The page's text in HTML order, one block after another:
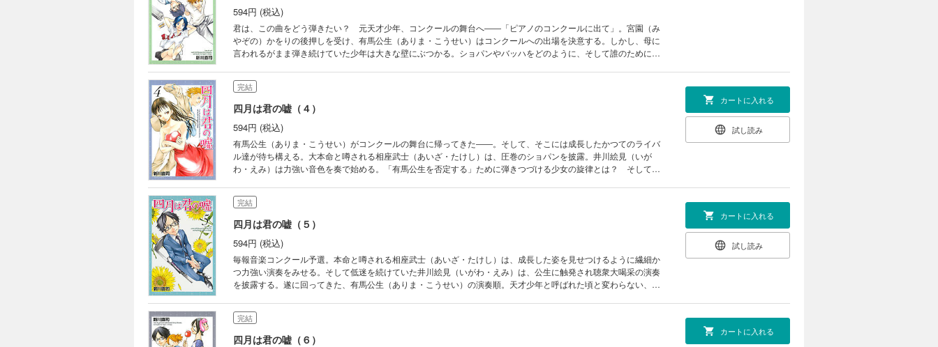
594円 (税込)
君は、この曲をどう弾きたい？ 元天才少年、コンクールの舞台へ――「ピアノのコンクールに出て」。宮園（み
やぞの）かをりの後押しを受け、有馬公生（ありま・こうせい）はコンクールへの出場を決意する。しかし、母に
言われるがまま弾き続けていた少年は大きな壁にぶつかる。ショパンやバッハをどのように、そして誰のために弾
完結
四月は君の嘘（４）
594円 (税込)
有馬公生（ありま・こうせい）がコンクールの舞台に帰ってきた――。そして、そこには成長したかつてのライバ
ル達が待ち構える。大本命と噂される相座武士（あいざ・たけし）は、圧巻のショパンを披露。井川絵見（いが
わ・えみ）は力強い音色を奏で始める。「有馬公生を否定する」ために弾きつづける少女の旋律とは？ そして、
カートに入れる
試し読み
完結
四月は君の嘘（５）
594円 (税込)
毎報音楽コンクール予選。本命と噂される相座武士（あいざ・たけし）は、成長した姿を見せつけるように繊細か
つ力強い演奏をみせる。そして低迷を続けていた井川絵見（いがわ・えみ）は、公生に触発され聴衆大喝采の演奏
を披露する。遂に回ってきた、有馬公生（ありま・こうせい）の演奏順。天才少年と呼ばれた頃と変わらない、正
は何を見出すのか？
カートに入れる
試し読み
完結
四月は君の嘘（６）
カートに入れる